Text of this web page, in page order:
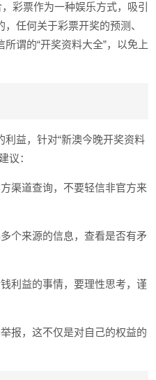
彩票作为一种娱乐方式，吸引
任何关于彩票开奖的预测、
谓的“开奖资料大全”，以免上
益，针对“新澳今晚开奖资料
议：
渠道查询，不要轻信非官方来
个来源的信息，查看是否有矛
利益的事情，要理性思考，谨
报，这不仅是对自己的权益的